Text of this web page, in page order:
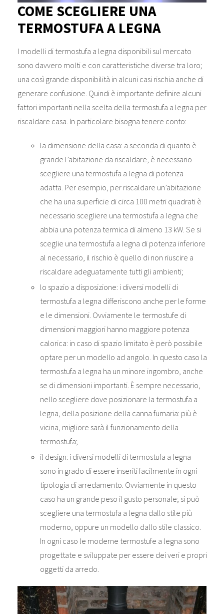
COME SCEGLIERE UNA
TERMOSTUFA A LEGNA
I modelli di termostufa a legna disponibili sul mercato
sono davvero molti e con caratteristiche diverse tra loro;
una così grande disponibilità in alcuni casi rischia anche di
generare confusione. Quindi è importante definire alcuni
fattori importanti nella scelta della termostufa a legna per
riscaldare casa. In particolare bisogna tenere conto:
la dimensione della casa: a seconda di quanto è
grande l’abitazione da riscaldare, è necessario
scegliere una termostufa a legna di potenza
adatta. Per esempio, per riscaldare un’abitazione
che ha una superficie di circa 100 metri quadrati è
necessario scegliere una termostufa a legna che
abbia una potenza termica di almeno 13 kW. Se si
sceglie una termostufa a legna di potenza inferiore
al necessario, il rischio è quello di non riuscire a
riscaldare adeguatamente tutti gli ambienti;
lo spazio a disposizione: i diversi modelli di
termostufa a legna differiscono anche per le forme
e le dimensioni. Ovviamente le termostufe di
dimensioni maggiori hanno maggiore potenza
calorica: in caso di spazio limitato è però possibile
optare per un modello ad angolo. In questo caso la
termostufa a legna ha un minore ingombro, anche
se di dimensioni importanti. È sempre necessario,
nello scegliere dove posizionare la termostufa a
legna, della posizione della canna fumaria: più è
vicina, migliore sarà il funzionamento della
termostufa;
il design: i diversi modelli di termostufa a legna
sono in grado di essere inseriti facilmente in ogni
tipologia di arredamento. Ovviamente in questo
caso ha un grande peso il gusto personale; si può
scegliere una termostufa a legna dallo stile più
moderno, oppure un modello dallo stile classico.
In ogni caso le moderne termostufe a legna sono
progettate e sviluppate per essere dei veri e propri
oggetti da arredo.